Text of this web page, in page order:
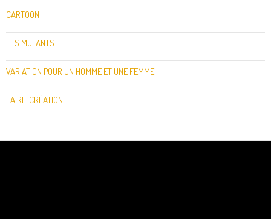
CARTOON
LES MUTANTS
VARIATION POUR UN HOMME ET UNE FEMME
LA RE-CRÉATION